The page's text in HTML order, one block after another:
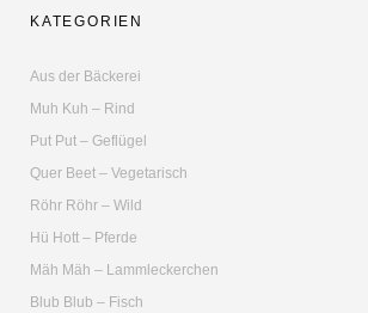
KATEGORIEN
Aus der Bäckerei
Muh Kuh – Rind
Put Put – Geflügel
Quer Beet – Vegetarisch
Röhr Röhr – Wild
Hü Hott – Pferde
Mäh Mäh – Lammleckerchen
Blub Blub – Fisch